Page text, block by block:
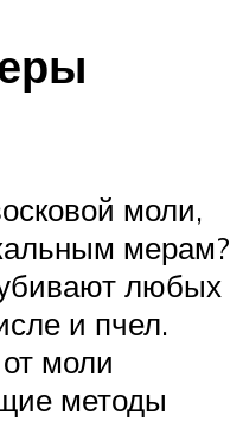
моли,
мерам?
любых
и пчел.
моли
методы